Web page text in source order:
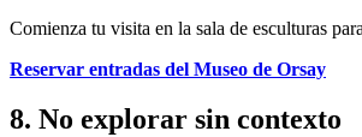
Comienza tu visita en la sala de esculturas
Reservar entradas del Museo de Orsay
8. No explorar sin contexto